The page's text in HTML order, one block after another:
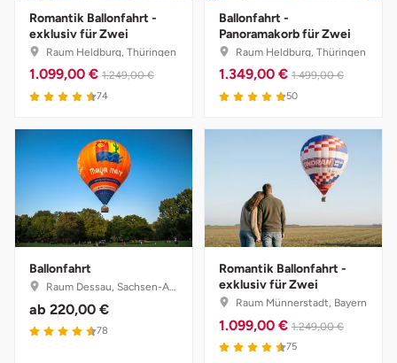
Romantik Ballonfahrt -
exklusiv für Zwei
Raum Heldburg, Thüringen
1.099,00 € 1.249,00 €
74
Ballonfahrt -
Panoramakorb für Zwei
Raum Heldburg, Thüringen
1.349,00 € 1.499,00 €
50
Ballonfahrt
Raum Dessau, Sachsen-Anhalt
ab 220,00 €
78
Romantik Ballonfahrt -
exklusiv für Zwei
Raum Münnerstadt, Bayern
1.099,00 € 1.249,00 €
75
Prignitz
Regensburg
Rheine
Rodgau
Rottweil